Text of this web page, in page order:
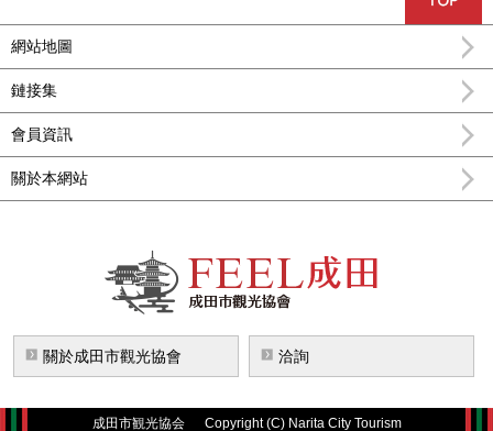
網站地圖
鏈接集
會員資訊
關於本網站
FEEL成田成田市公式觀光信息
關於成田市觀光協會 洽詢
成田市観光協会 Copyright (C) Narita City Tourism